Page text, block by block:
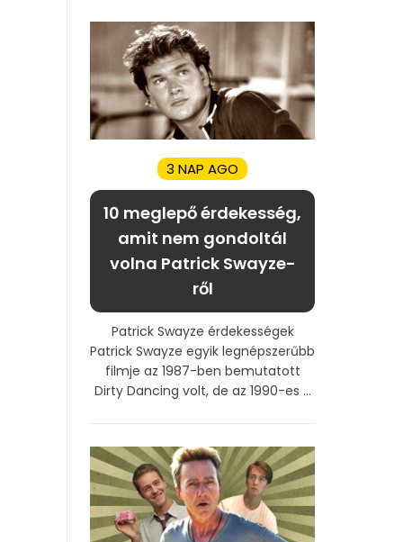
3 NAP AGO
10 meglepő érdekesség,
amit nem gondoltál
volna Patrick Swayze-
ről
Patrick Swayze érdekességek
Patrick Swayze egyik legnépszerűbb
filmje az 1987-ben bemutatott
Dirty Dancing volt, de az 1990-es ...